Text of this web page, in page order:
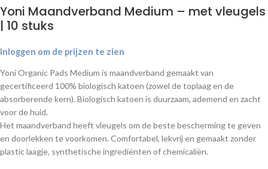
Yoni Maandverband Medium – met vleugels
| 10 stuks
Inloggen om de prijzen te zien
Yoni Organic Pads Medium is maandverband gemaakt van
gecertificeerd 100% biologisch katoen (zowel de toplaag en de
absorberende kern). Biologisch katoen is duurzaam, ademend en zacht
voor de huid.
Het maandverband heeft vleugels om de beste bescherming te geven
en doorlekken te voorkomen. Comfortabel, lekvrij en gemaakt zonder
plastic laagje, synthetische ingrediënten of chemicaliën.